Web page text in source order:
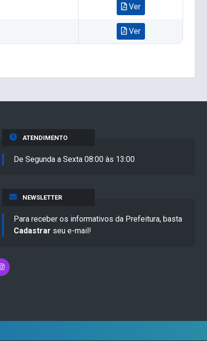
Ver
Ver
ATENDIMENTO
De Segunda a Sexta 08:00 às 13:00
NEWSLETTER
Para receber os informativos da Prefeitura, basta
Cadastrar seu e-mail!